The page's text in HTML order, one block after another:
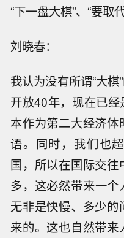
“下一盘大棋”、“要取
刘晓春：
我认为没有所谓“大
开放40年，现在已
本作为第二大经济
语。同时，我们也
国，所以在国际交
多，这必然带来一
无非是快慢、多少
来的。这也自然带